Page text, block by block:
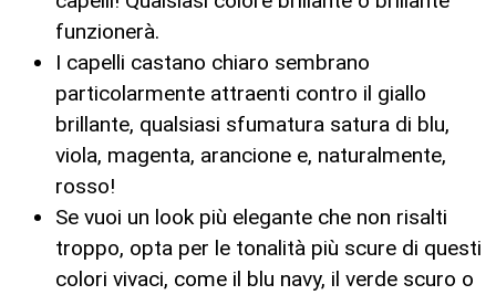
funzionerà.
I capelli castano chiaro sembrano
particolarmente attraenti contro il giallo
brillante, qualsiasi sfumatura satura di blu,
viola, magenta, arancione e, naturalmente,
rosso!
Se vuoi un look più elegante che non risalti
troppo, opta per le tonalità più scure di questi
colori vivaci, come il blu navy, il verde scuro o